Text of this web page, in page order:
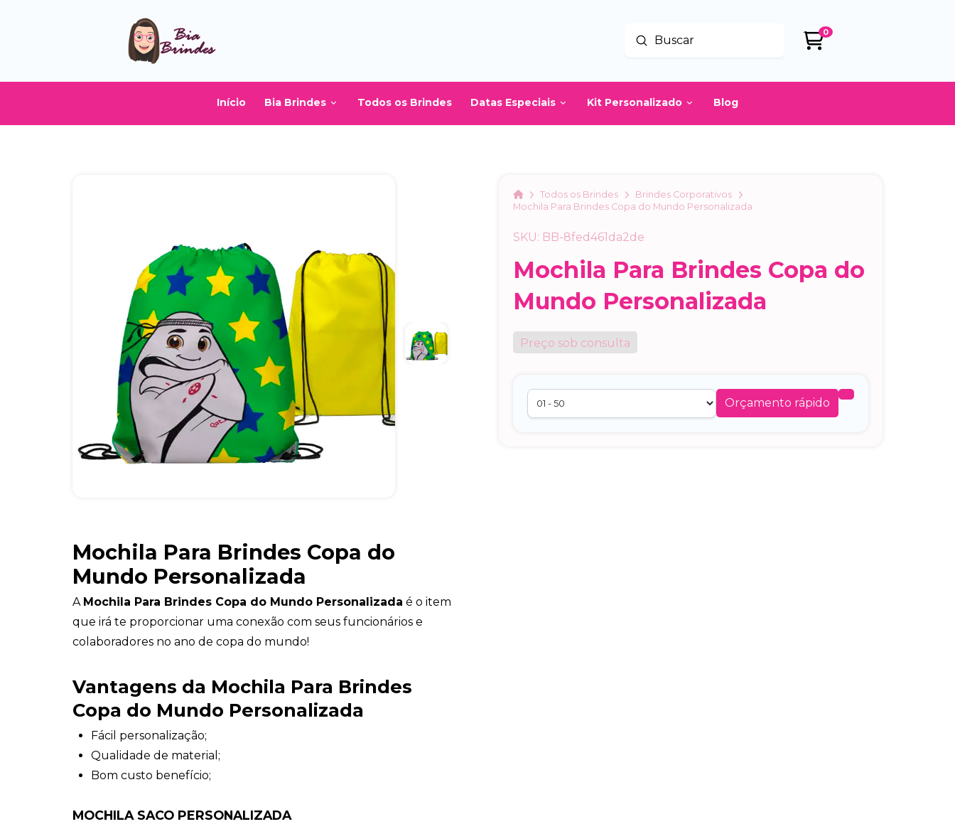
Buscar
Enviar
0
Início Bia Brindes Todos os Brindes Datas Especiais Kit Personalizado Blog
HomeTodos os Brindes
Brindes Corporativos
Mochila Para Brindes Copa do Mundo Personalizada
SKU: BB-8fed461da2de
Mochila Para Brindes Copa do
Mundo Personalizada
Preço sob consulta
Orçamento rápido
Mochila Para Brindes Copa do
Mundo Personalizada
A Mochila Para Brindes Copa do Mundo Personalizada é o item
que irá te proporcionar uma conexão com seus funcionários e
colaboradores no ano de copa do mundo!
Vantagens da Mochila Para Brindes
Copa do Mundo Personalizada
Fácil personalização;
Qualidade de material;
Bom custo benefício;
MOCHILA SACO PERSONALIZADA